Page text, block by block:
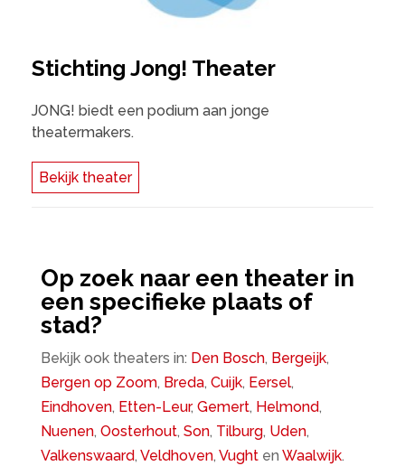
Stichting Jong! Theater
JONG! biedt een podium aan jonge
theatermakers.
Bekijk theater
Op zoek naar een theater in
een specifieke plaats of
stad?
Bekijk ook theaters in: Den Bosch, Bergeijk,
Bergen op Zoom, Breda, Cuijk, Eersel,
Eindhoven, Etten-Leur, Gemert, Helmond,
Nuenen, Oosterhout, Son, Tilburg, Uden,
Valkenswaard, Veldhoven, Vughten Waalwijk.